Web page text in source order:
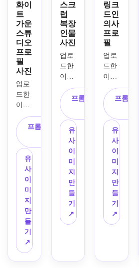
화이
트
가운
스튜
디오
프로
필
사진
업로
드한
이미
지를
인물
로 사
용해
깔끔
한 하
얀색
의료
가운,
부드
러운
스튜
디오
조명,
중심
프롬프트 복
유
사
이
미
지
만
들
기
↗
스크
럽
복장
인물
사진
업로
드한
이미
지를
인물
로 사
용해
단정
한 의
료 스
크럽,
앞에
서 비
추는
자연
스러
운 조
프롬프트 복
유
사
이
미
지
만
들
기
↗
링크
드인
의사
프로
필
업로
드한
이미
지를
인물
로 사
용해
밸런
스 잡
힌 스
튜디
오 조
명,
은은
한 미
모던
프롬프
유
사
이
미
지
만
들
기
↗